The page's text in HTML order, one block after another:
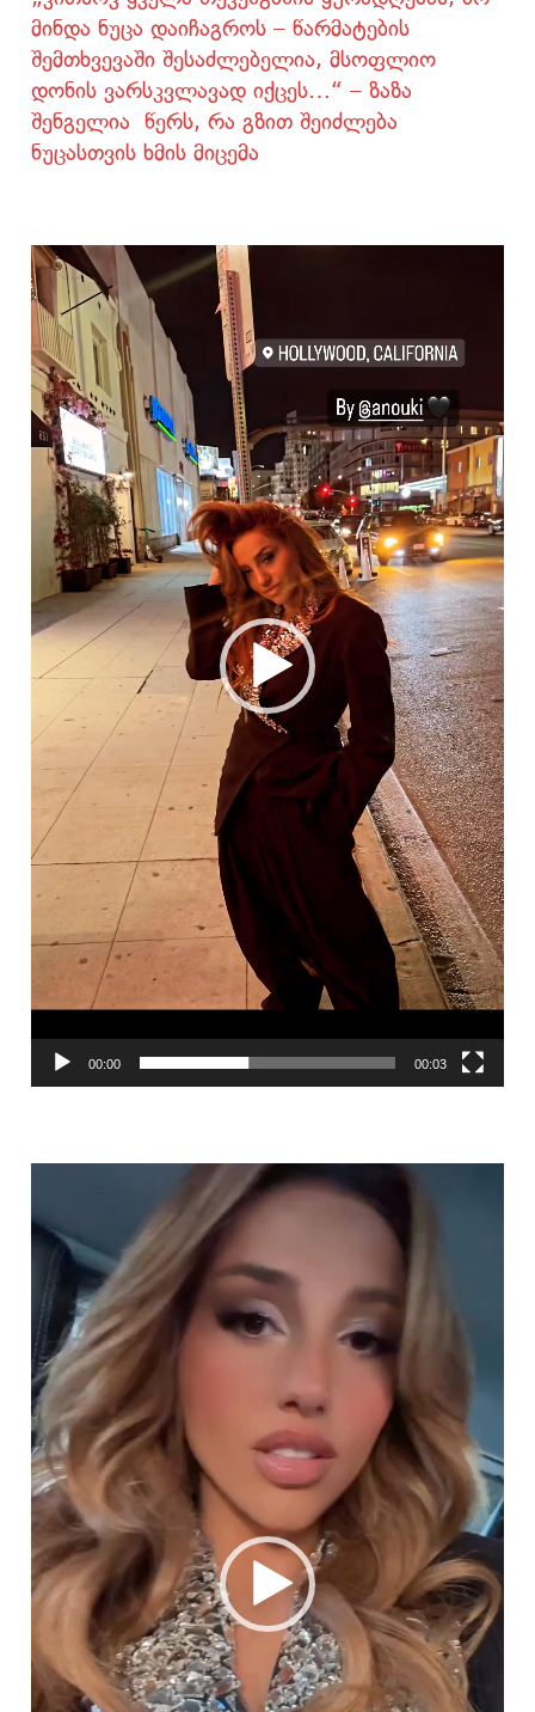
მინდა ნუცა დაიჩაგროს – წარმატების
შემთხვევაში შესაძლებელია, მსოფლიო
დონის ვარსკვლავად იქცეს…“ – ზაზა
შენგელია წერს, რა გზით შეიძლება
ნუცასთვის ხმის მიცემა
ვიდეო
დამკვრელი
00:00 00:03